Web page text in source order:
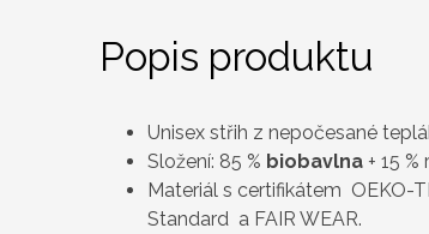
Popis produktu
Unisex střih z nepočesané
Složení: 85 % biobavlna + 15
Materiál s certifikátem OEKO-
Standard a FAIR WEAR.